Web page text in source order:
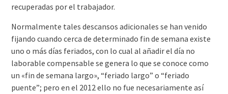
recuperadas por el trabajador.
Normalmente tales descansos adicionales se han venido
fijando cuando cerca de determinado fin de semana existe
uno o más días feriados, con lo cual al añadir el día no
laborable compensable se genera lo que se conoce como
un «fin de semana largo», “feriado largo” o “feriado
puente”; pero en el 2012 ello no fue necesariamente así